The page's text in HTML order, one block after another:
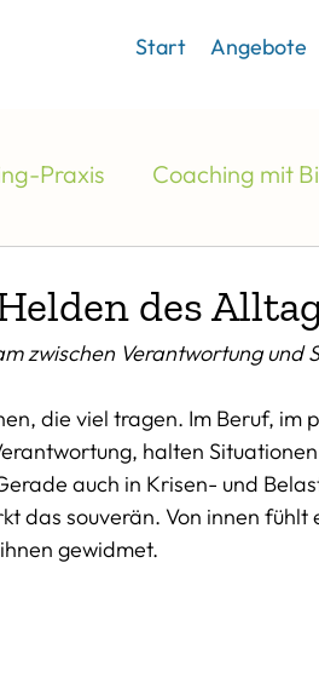
Start Angebote
Praxis Coaching mit
des
zwischen Verantwortung und
die viel tragen. Im Beruf,
halten
auch in Krisen- und
das souverän. Von innen
gewidmet.